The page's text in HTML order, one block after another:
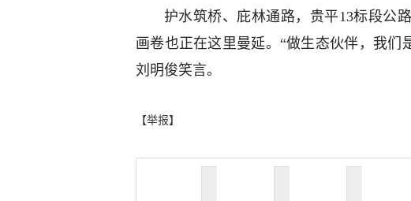
护水筑桥、庇林通路，贵平13标段公
画卷也正在这里曼延。“做生态伙伴，我们
刘明俊笑言。
【举报】